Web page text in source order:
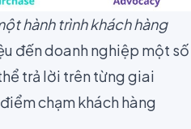
hành trình khách hàng
đến doanh nghiệp một số
trả lời trên từng giai
chạm khách hàng